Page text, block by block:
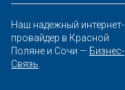
Наш надежный интернет-
провайдер в Красной
Поляне и Сочи — Бизнес-
Связь